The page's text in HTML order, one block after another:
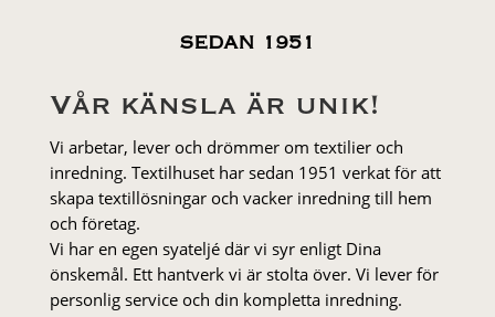
SEDAN 1951
Vår känsla är unik!
Vi arbetar, lever och drömmer om textilier och
inredning. Textilhuset har sedan 1951 verkat för att
skapa textillösningar och vacker inredning till hem
och företag.
Vi har en egen syateljé där vi syr enligt Dina
önskemål. Ett hantverk vi är stolta över. Vi lever för
personlig service och din kompletta inredning.